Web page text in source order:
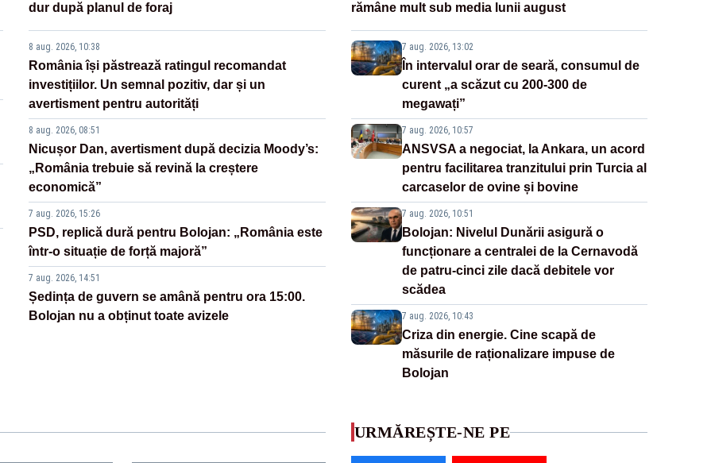
dur după planul de foraj
8 aug. 2026, 10:38
România își păstrează ratingul recomandat
investițiilor. Un semnal pozitiv, dar și un
avertisment pentru autorități
8 aug. 2026, 08:51
Nicușor Dan, avertisment după decizia Moody’s:
„România trebuie să revină la creștere
economică”
7 aug. 2026, 15:26
PSD, replică dură pentru Bolojan: „România este
într-o situație de forță majoră”
7 aug. 2026, 14:51
Ședința de guvern se amână pentru ora 15:00.
Bolojan nu a obținut toate avizele
rămâne mult sub media lunii august
7 aug. 2026, 13:02
În intervalul orar de seară, consumul de
curent „a scăzut cu 200-300 de
megawați”
7 aug. 2026, 10:57
ANSVSA a negociat, la Ankara, un acord
pentru facilitarea tranzitului prin Turcia al
carcaselor de ovine și bovine
7 aug. 2026, 10:51
Bolojan: Nivelul Dunării asigură o
funcționare a centralei de la Cernavodă
de patru-cinci zile dacă debitele vor
scădea
7 aug. 2026, 10:43
Criza din energie. Cine scapă de
măsurile de raționalizare impuse de
Bolojan
URMĂREȘTE-NE PE